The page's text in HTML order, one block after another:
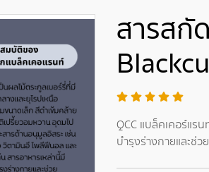
สารสกั
QCC แบล็คเคอร์แร
บำรุงร่างกายและช่ว